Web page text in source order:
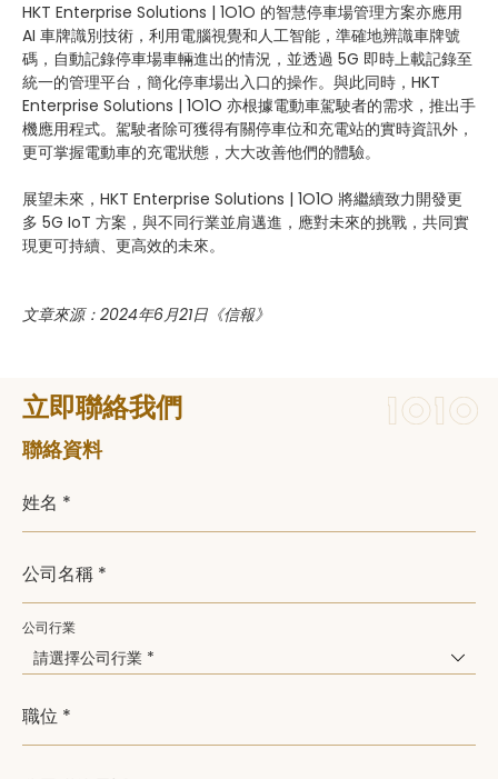
HKT Enterprise Solutions | 1O1O 的智慧停車場管理方案亦應用
AI 車牌識別技術，利用電腦視覺和人工智能，準確地辨識車牌號
碼，自動記錄停車場車輛進出的情況，並透過 5G 即時上載記錄至
統一的管理平台，簡化停車場出入口的操作。與此同時，HKT
Enterprise Solutions | 1O1O 亦根據電動車駕駛者的需求，推出手
機應用程式。駕駛者除可獲得有關停車位和充電站的實時資訊外，
更可掌握電動車的充電狀態，大大改善他們的體驗。
展望未來，HKT Enterprise Solutions | 1O1O 將繼續致力開發更
多 5G IoT 方案，與不同行業並肩邁進，應對未來的挑戰，共同實
現更可持續、更高效的未來。
文章來源：2024年6月21日《信報》
立即聯絡我們
聯絡資料
姓名 *
公司名稱 *
公司行業
請選擇公司行業 *
職位 *